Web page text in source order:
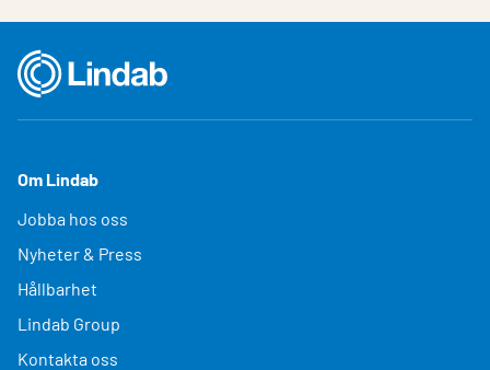
Om Lindab
Jobba hos oss
Nyheter & Press
Hållbarhet
Lindab Group
Kontakta oss